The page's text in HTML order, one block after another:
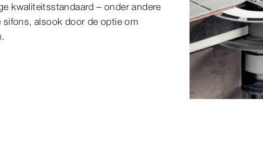
kwaliteitsstandaard – onder andere
alsook door de optie om